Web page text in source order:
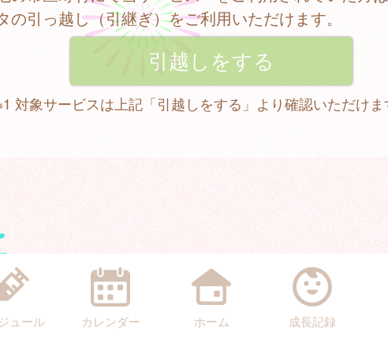
の引っ越し（引継ぎ）をご利用いただけます。
対象サービスは上記「引越しをする」より確認いただけま
ュール カレンダー ホーム 成長記録